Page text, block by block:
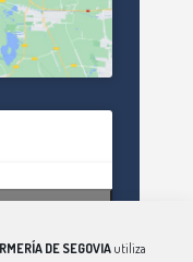
DE SEGOVIA utiliza